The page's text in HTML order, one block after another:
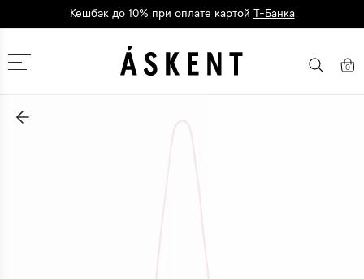
Кешбэк до 10% при оплате картой Т-Банка
Москва 0